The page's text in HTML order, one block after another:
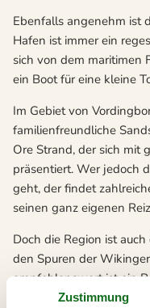
Ebenfalls angenehm ist
Hafen ist immer ein
sich von dem maritimen
ein Boot für eine kleine
Im Gebiet von
familienfreundliche
Ore Strand, der sich mit
präsentiert. Wer jedoch
geht, der findet
seinen ganz eigenen
Doch die Region ist
den Spuren der
empfehlenswert ist ein
Vordingborg. In diesem
Zustimmung